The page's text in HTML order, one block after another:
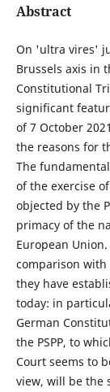
Abstract
On 'ultra vires'
Brussels axis in
Constitutional
significant
of 7 October
the reasons for
The
of the exercise
objected by the
primacy of the
European
comparison
they have
today: in
German
the PSPP, to
Court seems to
view, will be the